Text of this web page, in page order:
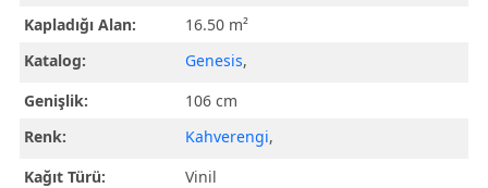
Kapladığı Alan:
16.50 m²
Katalog:
Genesis,
Genişlik:
106 cm
Renk:
Kahverengi,
Kağıt Türü:
Vinil